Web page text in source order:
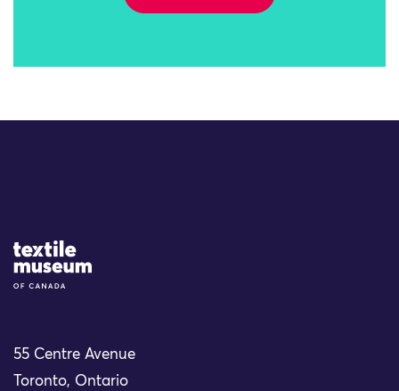
Site Logo
55 Centre Avenue
Toronto, Ontario